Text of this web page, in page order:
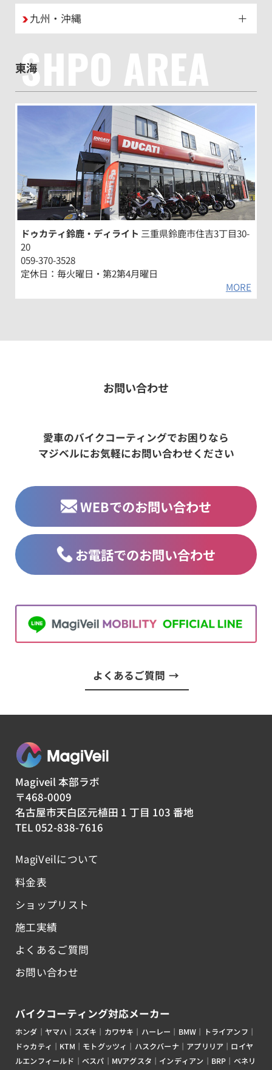
SHPO AREA
東海
ドゥカティ鈴鹿・ディライト 三重県鈴鹿市住吉3丁目30-
20
059-370-3528
定休日：毎火曜日・第2第4月曜日
MORE
九州・沖縄
CONTACT
お問い合わせ
愛車のバイクコーティングでお困りなら
マジベルにお気軽にお問い合わせください
WEBでのお問い合わせ
お電話でのお問い合わせ
よくあるご質問 →
Magiveil 本部ラボ
〒468-0009
名古屋市天白区元植田 1 丁目 103 番地
TEL 052-838-7616
MagiVeilについて
料金表
ショップリスト
施工実績
よくあるご質問
お問い合わせ
バイクコーティング対応メーカー
ホンダ｜ヤマハ｜スズキ｜カワサキ｜ハーレー｜BMW｜トライアンフ｜
ドゥカティ｜KTM｜モトグッツィ｜ハスクバーナ｜アプリリア｜ロイヤ
ルエンフィールド｜ベスパ｜MVアグスタ｜インディアン｜BRP｜ベネリ